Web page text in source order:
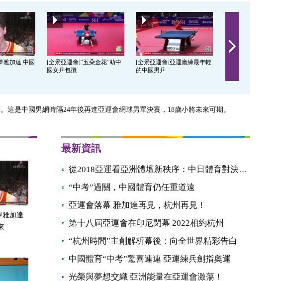
雅加達 中國
[全景亞運會]“五朵金花”助中
國女乒包攬
[全景亞運會]亞運磨練最年輕
的中國男乒
是中國男網時隔24年後再進亞運會網球男單決賽，18歲小將未來可期。
雅加達
最新資訊
從2018亞運看亞洲體壇新秩序：中日體育對決開始
“中考”過關，中國體育仍任重道遠
亞運會落幕 雅加達再見，杭州再見！
第十八屆亞運會在印尼閉幕 2022相約杭州
“杭州時間”主創解析幕後：向全世界精彩告白
中國體育“中考”驚喜連連 亞運練兵劍指奧運
光榮與夢想交織 亞洲能量在亞運會激蕩！